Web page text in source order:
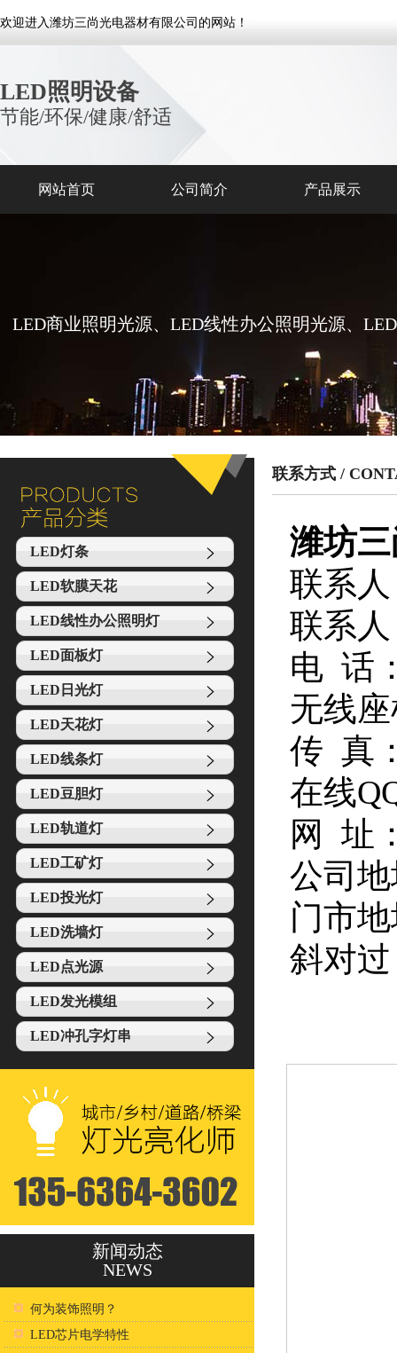
欢迎进入潍坊三尚光电器材有限公司的网站！
LED照明设备
节能/环保/健康/舒适
网站首页 公司简介 产品展示
LED商业照明光源、LED线性办公照明光源、
LED灯条
LED软膜天花
LED线性办公照明灯
LED面板灯
LED日光灯
LED天花灯
LED线条灯
LED豆胆灯
LED轨道灯
LED工矿灯
LED投光灯
LED洗墙灯
LED点光源
LED发光模组
LED冲孔字灯串
新闻动态
NEWS
何为装饰照明？
LED芯片电学特性
联系方式 /
潍坊
联系人
联系
电 话
无线座
传 真
在线
网 址
公司
门市
斜对